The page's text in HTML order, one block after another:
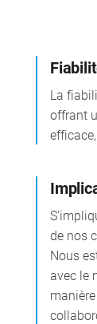
La
offrant
de nos
Nous
avec le